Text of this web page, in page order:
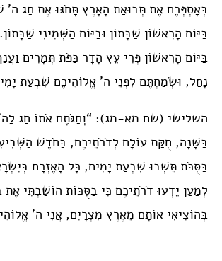
בְּאָסְפְּכֶם אֶת תְּבוּאַת הָאָרֶץ תָּחֹגּוּ אֶת חַג ה’
בַּיּוֹם הָרִאשׁוֹן שַׁבָּתוֹן וּבַיּוֹם הַשְּׁמִינִי
בַּיּוֹם הָרִאשׁוֹן פְּרִי עֵץ הָדָר כַּפֹּת תְּמָרִים
נָחַל, וּשְׂמַחְתֶּם לִפְנֵי ה’ אֱלוֹהֵיכֶם שִׁבְעַת
השלישי (שם מא-מג): “וְחַגֹּתֶם אֹתוֹ חַג
בַּשָּׁנָה, חֻקַּת עוֹלָם לְדֹרֹתֵיכֶם, בַּחֹדֶשׁ
בַּסֻּכֹּת תֵּשְׁבוּ שִׁבְעַת יָמִים, כָּל הָאֶזְרָח
לְמַעַן יֵדְעוּ דֹרֹתֵיכֶם כִּי בַסֻּכּוֹת הוֹשַׁבְתִּי אֶת
בְּהוֹצִיאִי אוֹתָם מֵאֶרֶץ מִצְרָיִם, אֲנִי ה’